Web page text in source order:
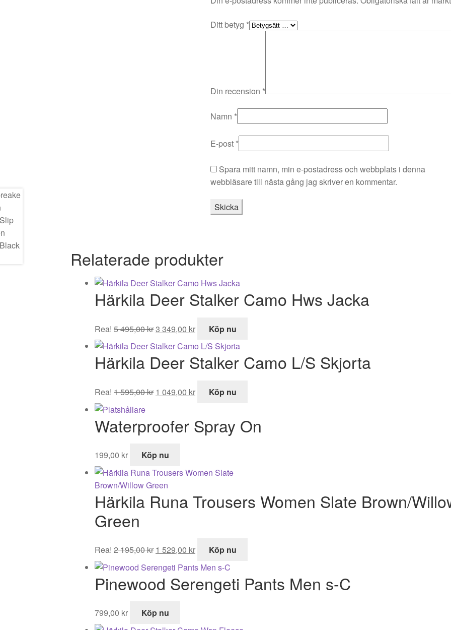
Ditt betyg *
Din recension *
Namn *
E-post *
Spara mitt namn, min e-postadress och webbplats i denna
webbläsare till nästa gång jag skriver en kommentar.
Relaterade produkter
Härkila Deer Stalker Camo Hws Jacka
Rea! 5 495,00kr
ursprungliga
priset
var:
495,00 kr.
3 349,00 kr
nuvarande
priset
är:
349,00 kr.
Köp nu
Härkila Deer Stalker Camo L/S Skjorta
Rea! 1 595,00kr
ursprungliga
var:
1 049,00 kr
nuvarande
är:
Köp nu
Waterproofer Spray On
199,00 kr Köp nu
Härkila Runa Trousers Women Slate Brown/
Green
Rea! 2 195,00kr
ursprungliga
priset
var:
1 529,00 kr
nuvarande
priset
är:
Köp nu
Pinewood Serengeti Pants Men s-C
799,00 kr Köp nu